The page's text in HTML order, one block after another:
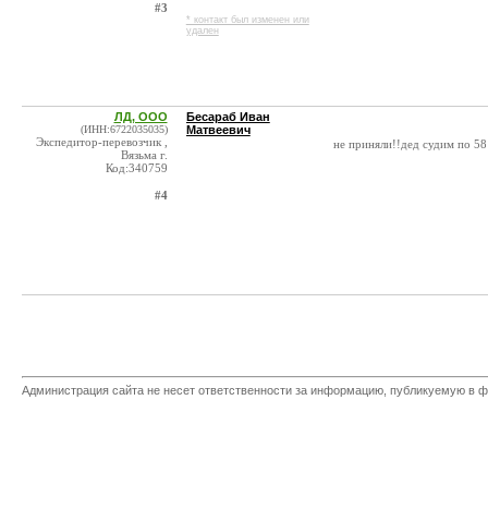
#3
* контакт был изменен или
удален
ЛД, ООО
(ИНН:6722035035)
Экспедитор-перевозчик ,
Вязьма г.
Код:340759
#4
Бесараб Иван
Матвеевич
не приняли!!дед судим по 58
Администрация сайта не несет ответственности за информацию, публикуемую